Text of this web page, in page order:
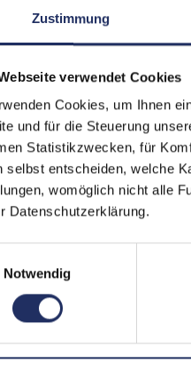
Zustimmung
verwendet Cookies
Cookies, um Ihnen
und für die Steuerung
Statistikzwecken, für
selbst entscheiden, welche
womöglich nicht alle
Datenschutzerklärung.
Notwendig